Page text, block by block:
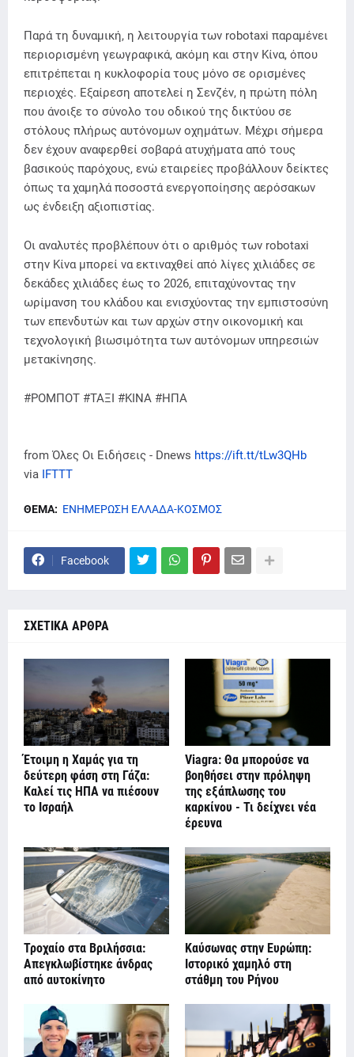
Παρά τη δυναμική, η λειτουργία των robotaxi παραμένει
περιορισμένη γεωγραφικά, ακόμη και στην Κίνα, όπου
επιτρέπεται η κυκλοφορία τους μόνο σε ορισμένες
περιοχές. Εξαίρεση αποτελεί η Σενζέν, η πρώτη πόλη
που άνοιξε το σύνολο του οδικού της δικτύου σε
στόλους πλήρως αυτόνομων οχημάτων. Μέχρι σήμερα
δεν έχουν αναφερθεί σοβαρά ατυχήματα από τους
βασικούς παρόχους, ενώ εταιρείες προβάλλουν δείκτες
όπως τα χαμηλά ποσοστά ενεργοποίησης αερόσακων
ως ένδειξη αξιοπιστίας.
Οι αναλυτές προβλέπουν ότι ο αριθμός των robotaxi
στην Κίνα μπορεί να εκτιναχθεί από λίγες χιλιάδες σε
δεκάδες χιλιάδες έως το 2026, επιταχύνοντας την
ωρίμανση του κλάδου και ενισχύοντας την εμπιστοσύνη
των επενδυτών και των αρχών στην οικονομική και
τεχνολογική βιωσιμότητα των αυτόνομων υπηρεσιών
μετακίνησης.
#ΡΟΜΠΟΤ #ΤΑΞΙ #ΚΙΝΑ #ΗΠΑ
from Όλες Οι Ειδήσεις - Dnews https://ift.tt/tLw3QHb
via IFTTT
ΘΕΜΑ: ΕΝΗΜΕΡΩΣΗ ΕΛΛΑΔΑ-ΚΟΣΜΟΣ
Facebook
ΣΧΕΤΙΚΑ ΑΡΘΡΑ
Έτοιμη η Χαμάς για τη
δεύτερη φάση στη Γάζα:
Καλεί τις ΗΠΑ να πιέσουν
το Ισραήλ
Viagra: Θα μπορούσε να
βοηθήσει στην πρόληψη
της εξάπλωσης του
καρκίνου - Τι δείχνει νέα
έρευνα
Τροχαίο στα Βριλήσσια:
Απεγκλωβίστηκε άνδρας
από αυτοκίνητο
Καύσωνας στην Ευρώπη:
Ιστορικό χαμηλό στη
στάθμη του Ρήνου